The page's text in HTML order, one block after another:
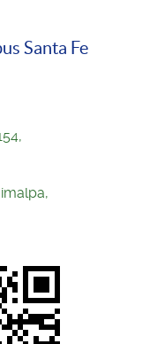
Santa Fe